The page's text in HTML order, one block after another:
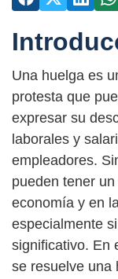
Una huelga es
protesta que
expresar su
laborales y
empleadores.
pueden tener
economía y en
especialmente
significativo. En
se resuelve una